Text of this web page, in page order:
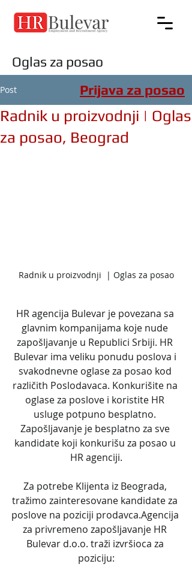
Oglas za posao
Post
Radnik u proizvodnji | Oglas
za posao, Beograd
Radnik u proizvodnji  | Oglas za posao
HR agencija Bulevar je povezana sa
glavnim kompanijama koje nude
zapošljavanje u Republici Srbiji. HR
Bulevar ima veliku ponudu poslova i
svakodnevne oglase za posao kod
različith Poslodavaca. Konkurišite na
oglase za poslove i koristite HR
usluge potpuno besplatno.
Zapošljavanje je besplatno za sve
kandidate koji konkurišu za posao u
HR agenciji.
Za potrebe Klijenta iz Beograda,
tražimo zainteresovane kandidate za
poslove na poziciji prodavca.Agencija
za privremeno zapošljavanje HR
Bulevar d.o.o. traži izvršioca za
poziciju:
Prijava za posao